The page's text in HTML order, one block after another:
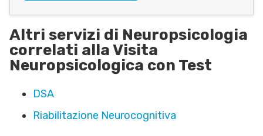
Altri servizi di Neuropsicologia
correlati alla Visita
Neuropsicologica con Test
DSA
Riabilitazione Neurocognitiva